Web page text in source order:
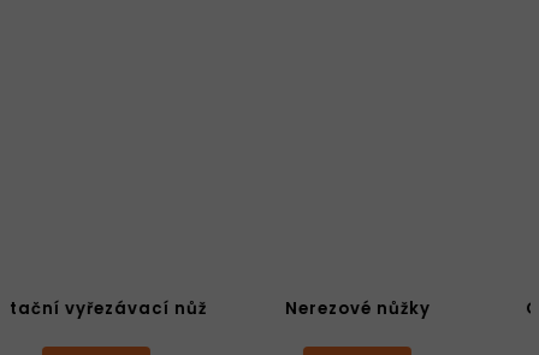
Nerezové nůžky
Oboustranná lepicí